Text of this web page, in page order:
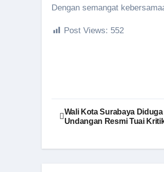
Dengan semangat
Post Views: 552
Navigasi
pos
Wali Kota Surabaya
Undangan Resmi Tuai